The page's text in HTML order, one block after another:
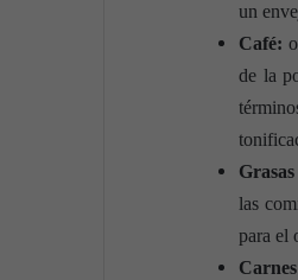
un
Café:
de la
las
para el